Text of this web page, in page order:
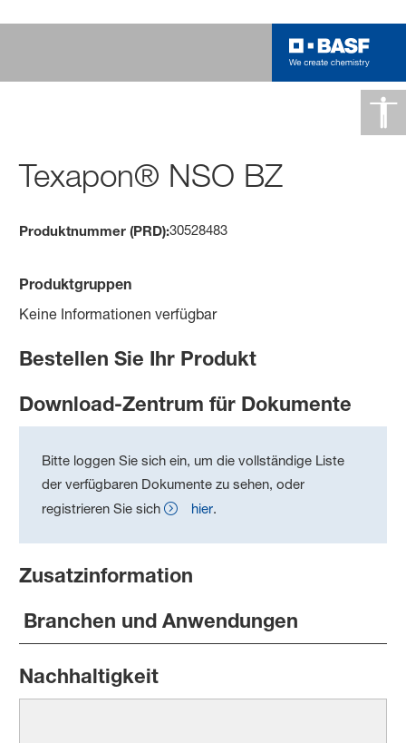
Texapon® NSO BZ
Produktnummer (PRD):30528483
Produktgruppen
Keine Informationen verfügbar
Bestellen Sie Ihr Produkt
Download-Zentrum für Dokumente
Bitte loggen Sie sich ein, um die vollständige Liste
der verfügbaren Dokumente zu sehen, oder
registrieren Sie sich
hier.
Zusatzinformation
Branchen und Anwendungen
Nachhaltigkeit